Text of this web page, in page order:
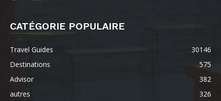
CATÉGORIE POPULAIRE
Travel Guides
30146
Destinations
575
Advisor
382
autres
326